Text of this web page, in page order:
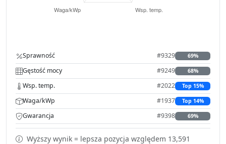
Sprawność #9329 69%
Gęstość mocy #9249 68%
Wsp. temp. #2022 Top 15%
Waga/kWp #1937 Top 14%
Gwarancja #9398 69%
Wyższy wynik = lepsza pozycja względem 13,591